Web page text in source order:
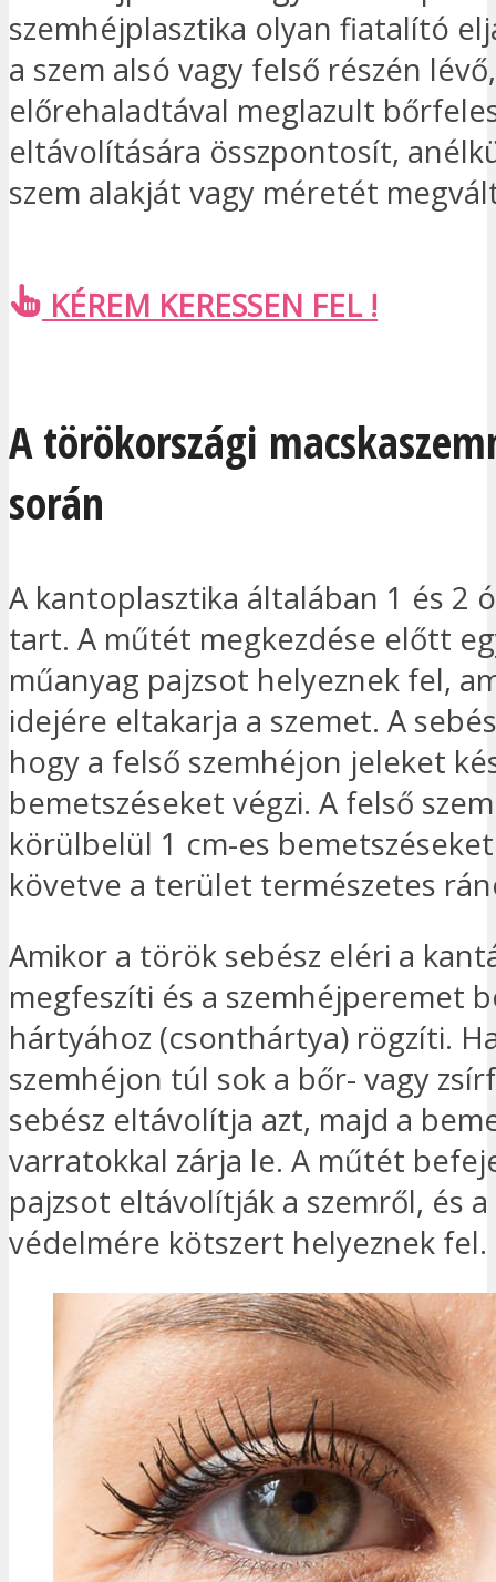
szemhéjplasztika olyan fiatalító
a szem alsó vagy felső részén
előrehaladtával meglazult
eltávolítására összpontosít,
szem alakját vagy méretét
KÉREM KERESSEN FEL !
A törökországi
során
A kantoplasztika általában 1 és 2
tart. A műtét megkezdése előtt
műanyag pajzsot helyeznek fel,
idejére eltakarja a szemet. A
hogy a felső szemhéjon jeleket
bemetszéseket végzi. A felső
körülbelül 1 cm-es
követve a terület természetes
Amikor a török sebész eléri a
megfeszíti és a szemhéjperemet
hártyához (csonthártya) rögzíti.
szemhéjon túl sok a bőr- vagy
sebész eltávolítja azt, majd a
varratokkal zárja le. A műtét
pajzsot eltávolítják a szemről, és
védelmére kötszert helyeznek fel.